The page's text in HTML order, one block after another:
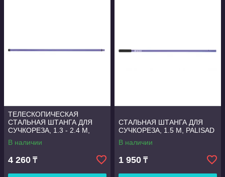
ТЕЛЕСКОПИЧЕСКАЯ
СТАЛЬНАЯ ШТАНГА ДЛЯ
СУЧКОРЕЗА, 1.3 - 2.4 М,
PALISAD
В наличии
4 260 ₸
СТАЛЬНАЯ ШТАНГА ДЛЯ
СУЧКОРЕЗА, 1.5 М, PALISAD
В наличии
1 950 ₸